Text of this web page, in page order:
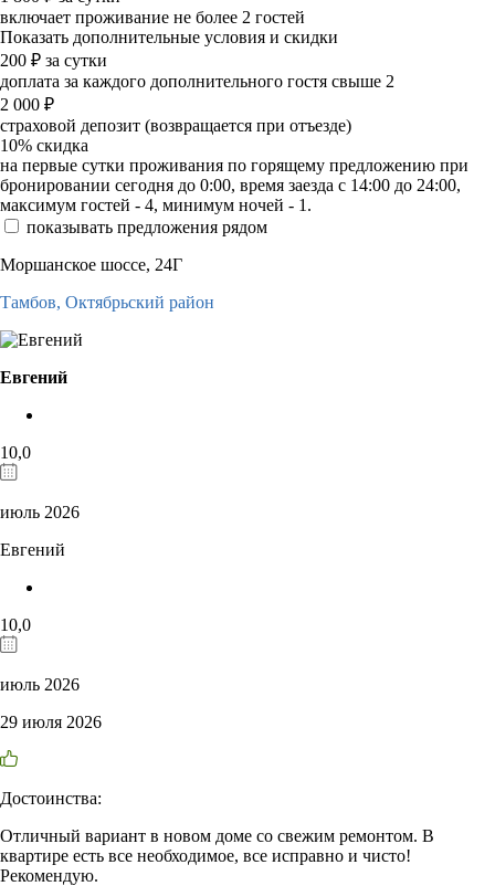
включает проживание не более 2 гостей
Показать дополнительные условия и скидки
200 ₽ за сутки
доплата за каждого дополнительного гостя свыше 2
2 000 ₽
страховой депозит (возвращается при отъезде)
10% скидка
на первые сутки проживания по горящему предложению при
бронировании сегодня до 0:00, время заезда с 14:00 до 24:00,
максимум гостей - 4, минимум ночей - 1.
показывать предложения рядом
Моршанское шоссе, 24Г
Тамбов, Октябрьский район
Евгений
10,0
июль 2026
Евгений
10,0
июль 2026
29 июля 2026
Достоинства:
Отличный вариант в новом доме со свежим ремонтом. В
квартире есть все необходимое, все исправно и чисто!
Рекомендую.